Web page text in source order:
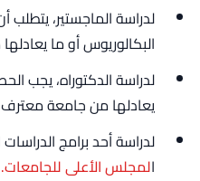
لدراسة الماجستير،
البكالوريوس أو ما
لدراسة الدكتوراه، يجب
يعادلها من جامعة معترف
لدراسة أحد برامج
لمجلس الأعلى للجامعات.